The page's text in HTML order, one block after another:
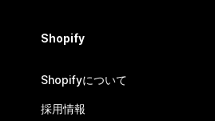
Shopify
Shopifyについて
採用情報